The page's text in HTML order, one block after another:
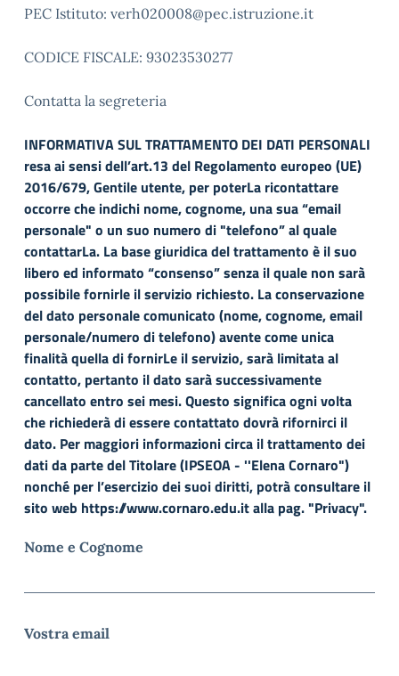
PEC Istituto: verh020008@pec.istruzione.it
CODICE FISCALE: 93023530277
Contatta la segreteria
INFORMATIVA SUL TRATTAMENTO DEI DATI PERSONALI
resa ai sensi dell’art.13 del Regolamento europeo (UE)
2016/679, Gentile utente, per poterLa ricontattare
occorre che indichi nome, cognome, una sua “email
personale" o un suo numero di "telefono” al quale
contattarLa. La base giuridica del trattamento è il suo
libero ed informato “consenso” senza il quale non sarà
possibile fornirle il servizio richiesto. La conservazione
del dato personale comunicato (nome, cognome, email
personale/numero di telefono) avente come unica
finalità quella di fornirLe il servizio, sarà limitata al
contatto, pertanto il dato sarà successivamente
cancellato entro sei mesi. Questo significa ogni volta
che richiederà di essere contattato dovrà rifornirci il
dato. Per maggiori informazioni circa il trattamento dei
dati da parte del Titolare (IPSEOA - ''Elena Cornaro")
nonché per l’esercizio dei suoi diritti, potrà consultare il
sito web https://www.cornaro.edu.it alla pag. "Privacy".
Nome e Cognome
Vostra email